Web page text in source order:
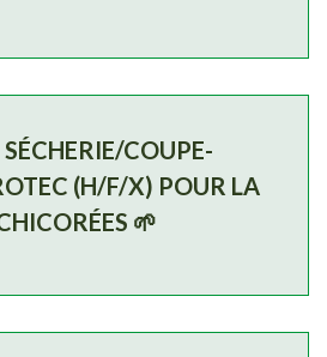
COUPE-
(H/F/X) POUR LA
🌱